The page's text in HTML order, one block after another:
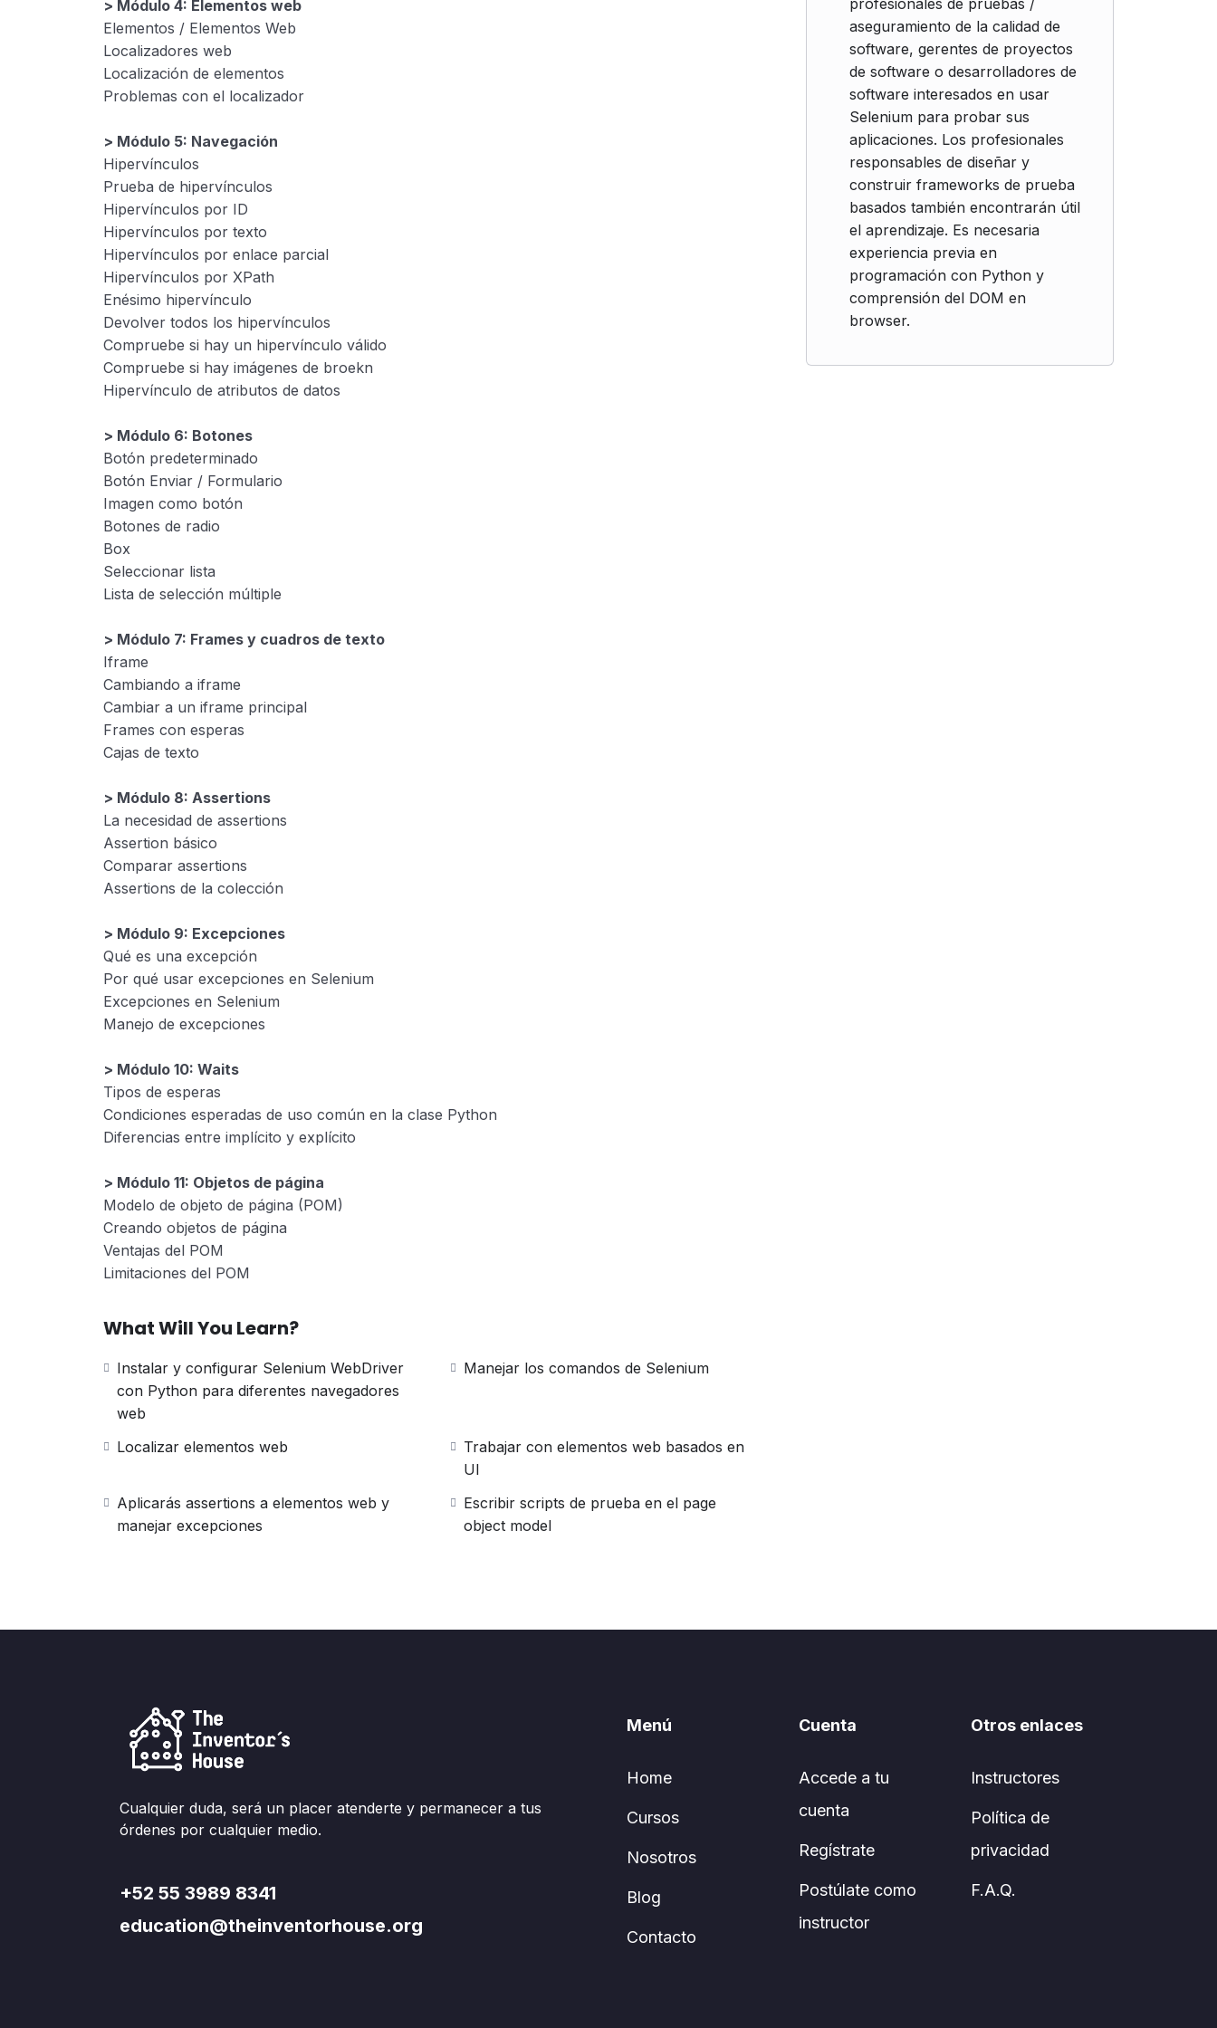
> Módulo 4: Elementos web
Elementos / Elementos Web
Localizadores web
Localización de elementos
Problemas con el localizador
> Módulo 5: Navegación
Hipervínculos
Prueba de hipervínculos
Hipervínculos por ID
Hipervínculos por texto
Hipervínculos por enlace parcial
Hipervínculos por XPath
Enésimo hipervínculo
Devolver todos los hipervínculos
Compruebe si hay un hipervínculo válido
Compruebe si hay imágenes de broekn
Hipervínculo de atributos de datos
> Módulo 6: Botones
Botón predeterminado
Botón Enviar / Formulario
Imagen como botón
Botones de radio
Box
Seleccionar lista
Lista de selección múltiple
> Módulo 7: Frames y cuadros de texto
Iframe
Cambiando a iframe
Cambiar a un iframe principal
Frames con esperas
Cajas de texto
> Módulo 8: Assertions
La necesidad de assertions
Assertion básico
Comparar assertions
Assertions de la colección
> Módulo 9: Excepciones
Qué es una excepción
Por qué usar excepciones en Selenium
Excepciones en Selenium
Manejo de excepciones
> Módulo 10: Waits
Tipos de esperas
Condiciones esperadas de uso común en la clase Python
Diferencias entre implícito y explícito
> Módulo 11: Objetos de página
Modelo de objeto de página (POM)
Creando objetos de página
Ventajas del POM
Limitaciones del POM
What Will You Learn?
Instalar y configurar Selenium WebDriver
con Python para diferentes navegadores
web
Manejar los comandos de Selenium
Localizar elementos web
Trabajar con elementos web basados en
UI
Aplicarás assertions a elementos web y
manejar excepciones
Escribir scripts de prueba en el page
object model
profesionales de pruebas /
aseguramiento de la calidad de
software, gerentes de proyectos
de software o desarrolladores de
software interesados ​​en usar
Selenium para probar sus
aplicaciones. Los profesionales
responsables de diseñar y
construir frameworks de prueba
basados también encontrarán útil
el aprendizaje. Es necesaria
experiencia previa en
programación con Python y
comprensión del DOM en
browser.
Cualquier duda, será un placer atenderte y permanecer a tus
órdenes por cualquier medio.
+52 55 3989 8341
education@theinventorhouse.org
Menú
Home
Cursos
Nosotros
Blog
Contacto
Cuenta
Accede a tu
cuenta
Regístrate
Postúlate como
instructor
Otros enlaces
Instructores
Política de
privacidad
F.A.Q.